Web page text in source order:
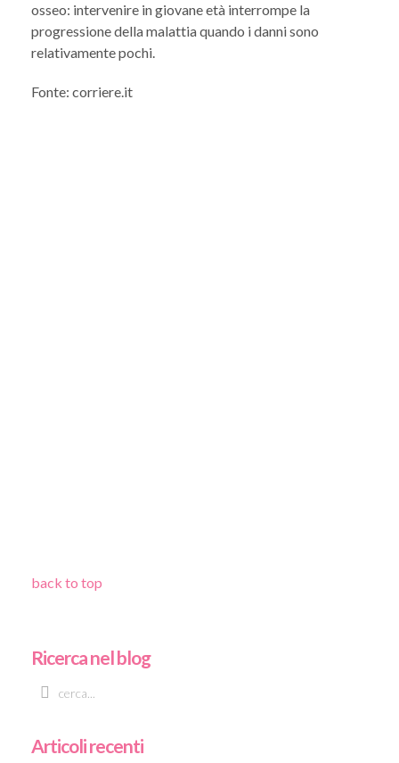
osseo: intervenire in giovane età interrompe la
progressione della malattia quando i danni sono
relativamente pochi.
Fonte: corriere.it
back to top
Ricerca nel blog
Articoli recenti